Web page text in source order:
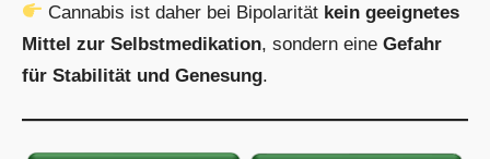
Cannabis ist daher bei Bipolarität kein geeignetes
Mittel zur Selbstmedikation, sondern eine Gefahr
für Stabilität und Genesung.